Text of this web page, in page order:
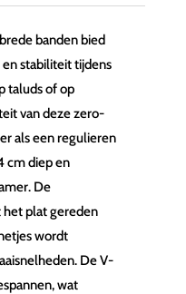
banden bied
stabiliteit tijdens
taluds of op
van deze zero-
als een regulieren
cm diep en
De
plat gereden
wordt
De V-
wat